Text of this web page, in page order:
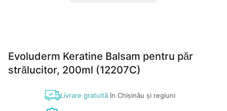
Evoluderm Keratine Balsam pentru păr
strălucitor, 200ml (12207C)
Livrare gratuităîn Chișinău și regiuni